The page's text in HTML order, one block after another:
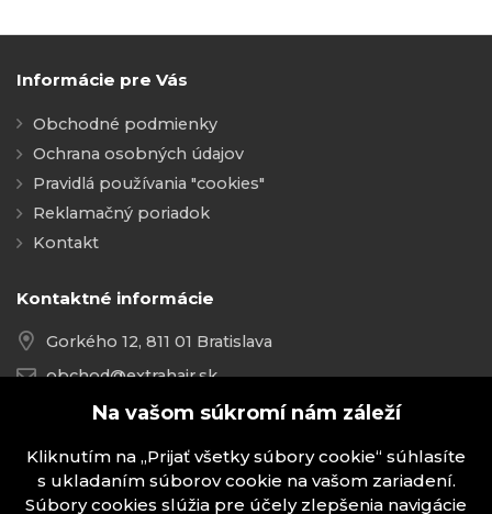
Informácie pre Vás
Obchodné podmienky
Ochrana osobných údajov
Pravidlá používania "cookies"
Reklamačný poriadok
Kontakt
Kontaktné informácie
Gorkého 12, 811 01 Bratislava
obchod@extrahair.sk
+421 918 021 237
Na vašom súkromí nám záleží
Kliknutím na „Prijať všetky súbory cookie“ súhlasíte
s ukladaním súborov cookie na vašom zariadení.
Súbory cookies slúžia pre účely zlepšenia navigácie